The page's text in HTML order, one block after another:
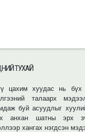
ТУХАЙ
цахим хуудас нь бүх
талаарх
буй асуудлыг
анхан шатны эрх
хангах нэгдсэн